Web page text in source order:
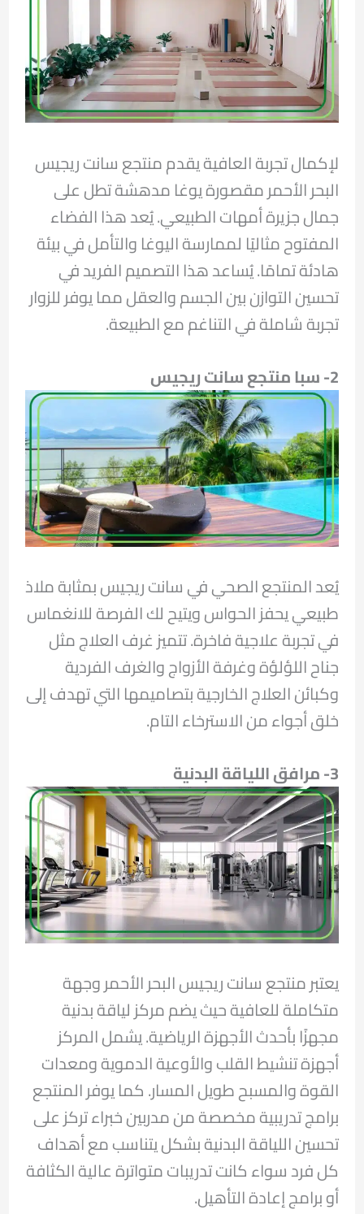
لإكمال تجربة العافية يقدم منتجع سانت ريجيس
البحر الأحمر مقصورة يوغا مدهشة تطل على
جمال جزيرة أمهات الطبيعي. يُعد هذا الفضاء
المفتوح مثاليًا لممارسة اليوغا والتأمل في بيئة
هادئة تمامًا. يُساعد هذا التصميم الفريد في
تحسين التوازن بين الجسم والعقل مما يوفر للزوار
تجربة شاملة في التناغم مع الطبيعة.
2- سبا منتجع سانت ريجيس
يُعد المنتجع الصحي في سانت ريجيس بمثابة ملاذ
طبيعي يحفز الحواس ويتيح لك الفرصة للانغماس
في تجربة علاجية فاخرة. تتميز غرف العلاج مثل
جناح اللؤلؤة وغرفة الأزواج والغرف الفردية
وكبائن العلاج الخارجية بتصاميمها التي تهدف إلى
خلق أجواء من الاسترخاء التام.
3- مرافق اللياقة البدنية
يعتبر منتجع سانت ريجيس البحر الأحمر وجهة
متكاملة للعافية حيث يضم مركز لياقة بدنية
مجهزًا بأحدث الأجهزة الرياضية. يشمل المركز
أجهزة تنشيط القلب والأوعية الدموية ومعدات
القوة والمسبح طويل المسار. كما يوفر المنتجع
برامج تدريبية مخصصة من مدربين خبراء تركز على
تحسين اللياقة البدنية بشكل يتناسب مع أهداف
كل فرد سواء كانت تدريبات متواترة عالية الكثافة
أو برامج إعادة التأهيل.